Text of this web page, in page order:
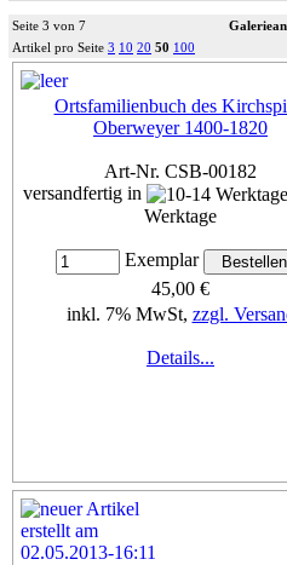
Seite 3 von 7
Artikel pro Seite 3 10 20 50 100
Ortsfamilienbuch des
Oberweyer 1400-1820
Art-Nr. CSB-00182
versandfertig in
Werktage
Exemplar
45,00 €
inkl. 7% MwSt, zzgl.
Details...